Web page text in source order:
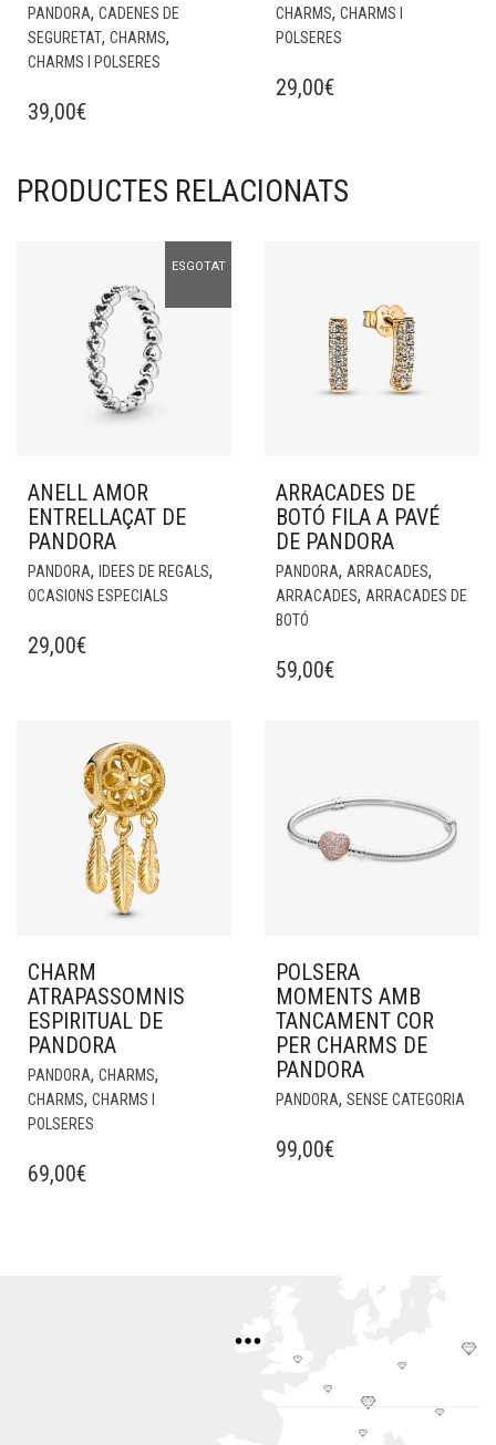
PANDORA, CADENES DE
SEGURETAT, CHARMS,
CHARMS I POLSERES
39,00€
CHARMS, CHARMS I
POLSERES
29,00€
PRODUCTES RELACIONATS
ESGOTAT
ANELL AMOR
ENTRELLAÇAT DE
PANDORA
PANDORA, IDEES DE REGALS,
OCASIONS ESPECIALS
29,00€
ARRACADES DE
BOTÓ FILA A PAVÉ
DE PANDORA
PANDORA, ARRACADES,
ARRACADES, ARRACADES DE
BOTÓ
59,00€
CHARM
ATRAPASSOMNIS
ESPIRITUAL DE
PANDORA
PANDORA, CHARMS,
CHARMS, CHARMS I
POLSERES
69,00€
POLSERA
MOMENTS AMB
TANCAMENT COR
PER CHARMS DE
PANDORA
PANDORA, SENSE CATEGORIA
99,00€